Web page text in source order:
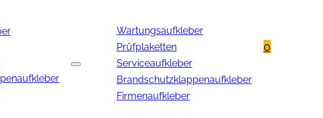
Wartungsaufkleber
Prüfplaketten
Serviceaufkleber
Brandschutzklappenaufkleber
Firmenaufkleber
0